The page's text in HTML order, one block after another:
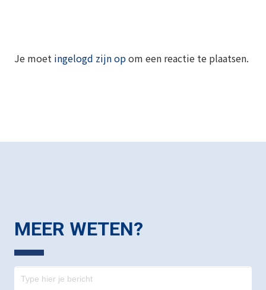
Je moet ingelogd zijn opom een reactie te plaatsen.
MEER WETEN?
Contact